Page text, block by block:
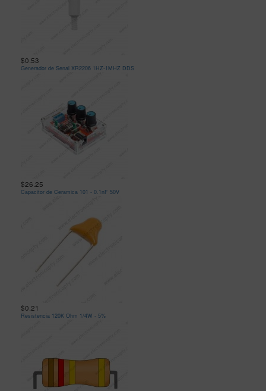
$0.53
Generador de Senal XR2206 1HZ-1MHZ DDS
$26.25
Capacitor de Ceramica 101 - 0.1nF 50V
$0.21
Resistencia 120K Ohm 1/4W - 5%